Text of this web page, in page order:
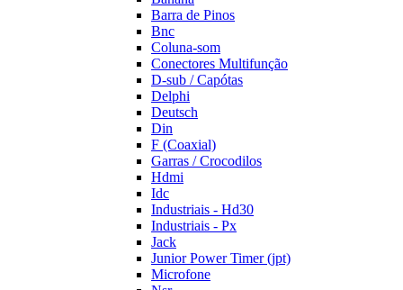
Barra de Pinos
Bnc
Coluna-som
Conectores Multifunção
D-sub / Capótas
Delphi
Deutsch
Din
F (Coaxial)
Garras / Crocodilos
Hdmi
Idc
Industriais - Hd30
Industriais - Px
Jack
Junior Power Timer (jpt)
Microfone